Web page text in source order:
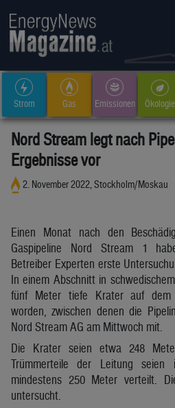
Strom Gas Emissionen Ökologie
Nord Stream legt nach
Ergebnisse vor
2. November 2022, Stockholm/Moskau
Einen Monat nach den
Gaspipeline Nord Stream 1
Betreiber Experten erste
In einem Abschnitt in
fünf Meter tiefe Krater auf dem
worden, zwischen denen die
Nord Stream AG am Mittwoch mit.
Die Krater seien etwa 248
Trümmerteile der Leitung
mindestens 250 Meter verteilt.
untersucht.